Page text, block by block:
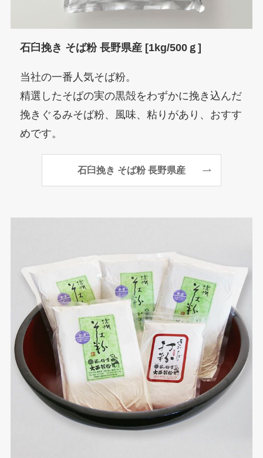
石臼挽き そば粉 長野県産 [1kg/500ｇ]
当社の一番人気そば粉。
精選したそばの実の黒殻をわずかに挽き込んだ
挽きぐるみそば粉、風味、粘りがあり、おすす
めです。
石臼挽き そば粉 長野県産